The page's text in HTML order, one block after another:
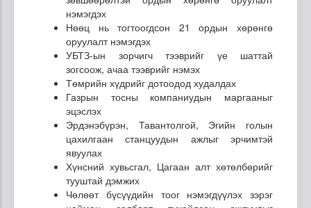
нэмэгдэх
Нөөц нь тогтоогдсон 21 ордын хөрөнгө
оруулалт нэмэгдэх
УБТЗ-ын зорчигч тээврийг үе шаттай
зогсоож, ачаа тээврийг нэмэх
Төмрийн хүдрийг дотоодод худалдах
Газрын тосны компаниудын маргааныг
эцэслэх
Эрдэнэбүрэн, Тавантолгой, Эгийн голын
цахилгаан станцуудын ажлыг эрчимтэй
явуулах
Хүнсний хувьсгал, Цагаан алт хөтөлбөрийг
тууштай дэмжих
Чөлөөт бүсүүдийн тоог нэмэгдүүлэх зэрэг